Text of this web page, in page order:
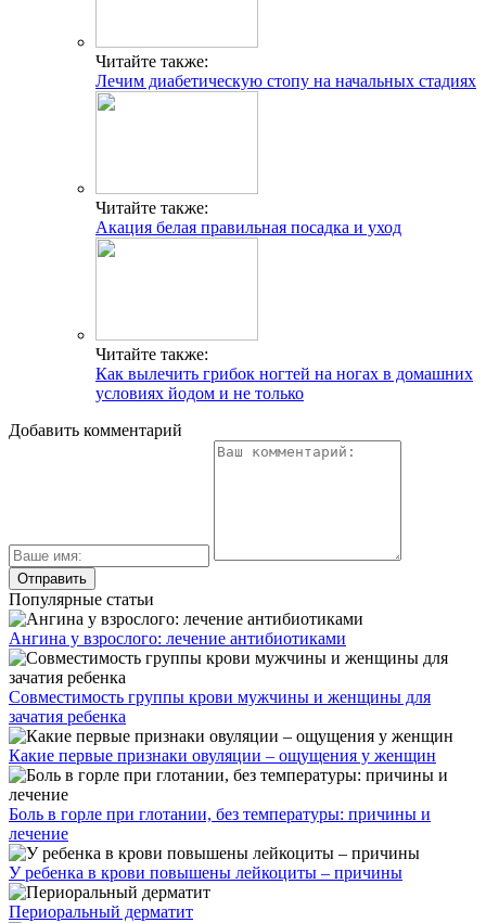
Читайте также:
Лечим диабетическую стопу на начальных стадиях
Читайте также:
Акация белая правильная посадка и уход
Читайте также:
Как вылечить грибок ногтей на ногах в домашних
условиях йодом и не только
Добавить комментарий
Популярные статьи
Ангина у взрослого: лечение антибиотиками
Совместимость группы крови мужчины и женщины для
зачатия ребенка
Какие первые признаки овуляции – ощущения у женщин
Боль в горле при глотании, без температуры: причины и
лечение
У ребенка в крови повышены лейкоциты – причины
Периоральный дерматит